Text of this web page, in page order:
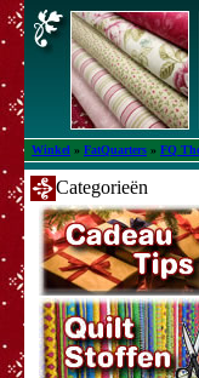
Winkel » FatQuarters » FQ
Categorieën